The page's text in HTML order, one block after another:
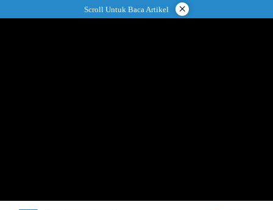
ke
Scroll Untuk Baca Artikel ×